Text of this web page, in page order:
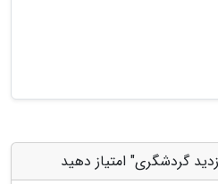
گردشگری" امتیاز دهید